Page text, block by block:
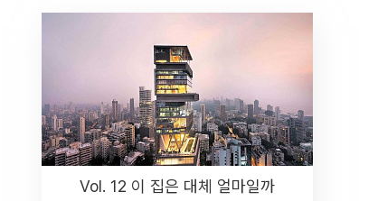
Vol. 12 이 집은 대체 얼마일까